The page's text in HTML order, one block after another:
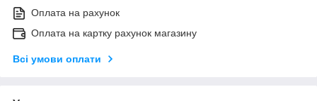
Оплата на рахунок
Оплата на картку рахунок магазину
Всі умови оплати